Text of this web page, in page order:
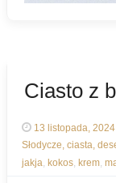
Ciasto z
13 listopada, 2024
Słodycze, ciasta,
jakja, kokos, krem,